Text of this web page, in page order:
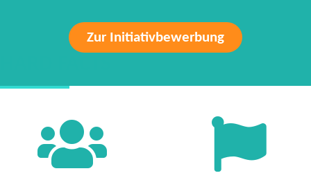
Zur Initiativbewerbung